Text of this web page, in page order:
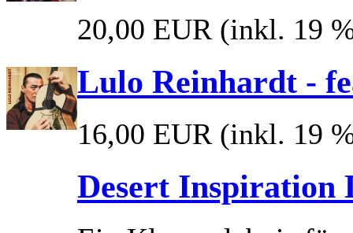
20,00 EUR (inkl. 19
Lulo Reinhardt -
16,00 EUR (inkl. 19
Desert Inspiration